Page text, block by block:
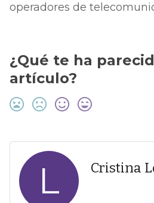
operadores de
¿Qué te ha
artículo?
L Cristina